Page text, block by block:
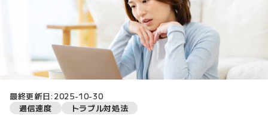
最終更新日:2025-10-30
通信速度
トラブル対処法